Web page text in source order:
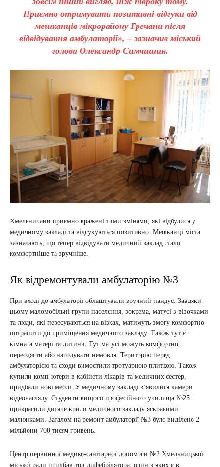
Приємно отримувати позитивні відгуки від
мешканців мікрорайону Гречани після
відвідування амбулаторії», – зазначив міський
голова Олександр Симчишин.
Хмельничани приємно вражені тими змінами, які відбулися у
медичному закладі та відгукуються позитивно. Мешканці міста
зазначають, що тепер відвідувати медичний заклад стало
комфортніше та зручніше.
Як відремонтували амбулаторію №3
При вході до амбулаторії облаштували зручний пандус. Завдяки
цьому маломобільні групи населення, зокрема, матусі з візочками
та люди, які пересуваються на візках, матимуть змогу комфортно
потрапити до приміщення медичного закладу. Також тут є
кімната матері та дитини. Тут матусі можуть комфортно
переодягти або нагодувати немовля. Територію перед
амбулаторією та сходи вимостили тротуарною плиткою. Також
купили комп’ютери в кабінети лікарів та медичних сестер,
придбали нові меблі. У медичному закладі з’явилися камери
відеонагляду. Студенти вищого професійного училища №25
прикрасили дитяче крило медичного закладу яскравими
малюнками. Загалом на ремонт амбулаторії №3 було виділено 2
мільйони 700 тисяч гривень.
Центр первинної медико-санітарної допомоги №2 Хмельницької
міської ради придбав три дифебрілятора, один з яких є в